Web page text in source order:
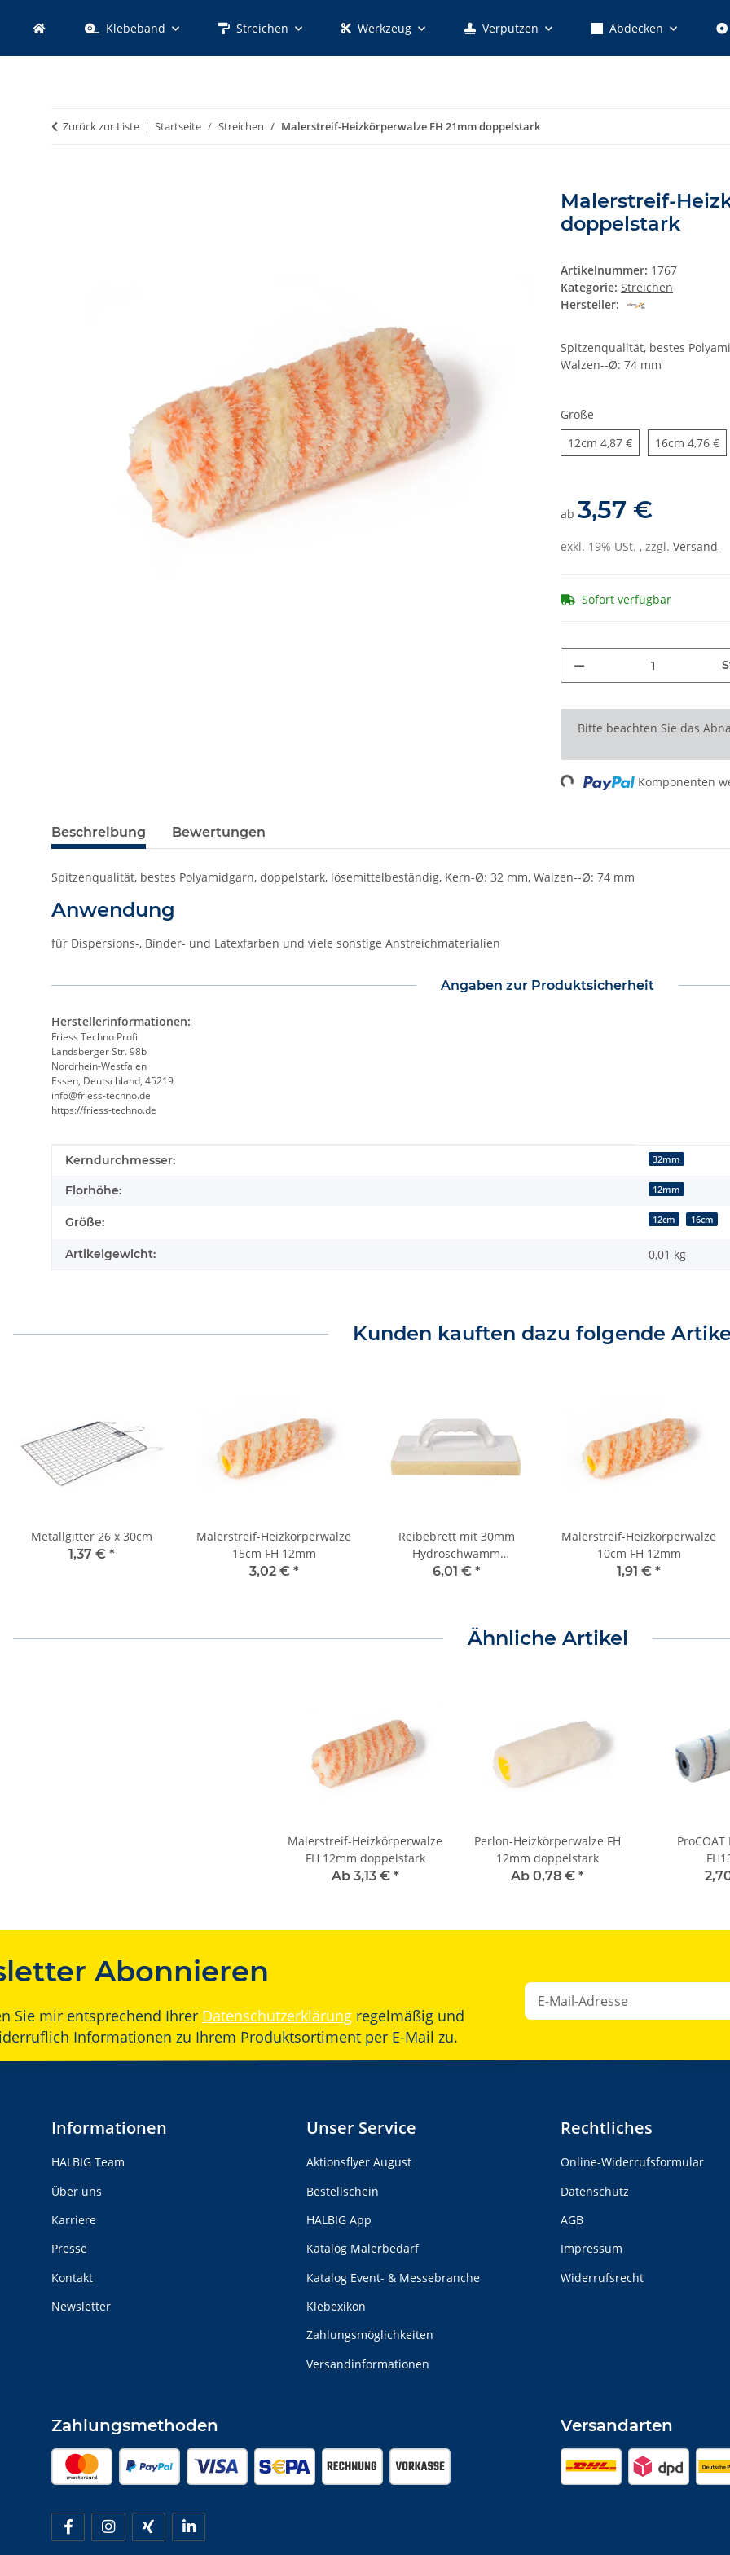
Klebeband Streichen Werkzeug Verputzen Abdecken
Zurück zur Liste Startseite Streichen Malerstreif-Heizkörperwalze FH 21mm doppelstark
Malerstreif-
doppelstark
Artikelnummer: 1767
Kategorie: Streichen
Hersteller:
Spitzenqualität, bestes
Walzen--Ø: 74 mm
Größe
12cm 12cm
4,87 € 16cm 16cm
4,76 €
ab 3,57 €
exkl. 19% USt. , zzgl. Versand
Sofort verfügbar
x
Bitte beachten Sie das
Loading... Komponenten
Beschreibung Bewertungen
Spitzenqualität, bestes Polyamidgarn, doppelstark, lösemittelbeständig, Kern-Ø: 32 mm, Walzen--Ø: 74 mm
Anwendung
für Dispersions-, Binder- und Latexfarben und viele sonstige Anstreichmaterialien
Angaben zur Produktsicherheit
Herstellerinformationen:
Friess Techno Profi
Landsberger Str. 98b
Nordrhein-Westfalen
Essen, Deutschland, 45219
info@friess-techno.de
https://friess-techno.de
Produkteigenschaft
Wert
Kerndurchmesser: 32mm
Florhöhe: 12mm
Größe: 12cm 16cm
Artikelgewicht: 0,01 kg
Kunden kauften dazu folgende
Metallgitter 26 x 30cm
1,37 € *
Malerstreif-Heizkörperwalze
15cm FH 12mm
3,02 € *
Reibebrett mit 30mm
Hydroschwamm
280x140mm
6,01 € *
Malerstreif-Heizkörperwalze
10cm FH 12mm
1,91 € *
Ähnliche Artikel
Malerstreif-Heizkörperwalze
FH 12mm doppelstark
Ab 3,13 € *
Perlon-Heizkörperwalze FH
12mm doppelstark
Ab 0,78 € *
Abonnieren
Sie mir entsprechend Ihrer Datenschutzerklärung regelmäßig und
Informationen zu Ihrem Produktsortiment per E-Mail zu.
Informationen
HALBIG Team
Über uns
Karriere
Presse
Kontakt
Newsletter
Unser Service
Aktionsflyer August
Bestellschein
HALBIG App
Katalog Malerbedarf
Katalog Event- & Messebranche
Klebexikon
Zahlungsmöglichkeiten
Versandinformationen
Rechtliches
Online-Widerrufsformular
Datenschutz
AGB
Impressum
Widerrufsrecht
Zahlungsmethoden Versandarten